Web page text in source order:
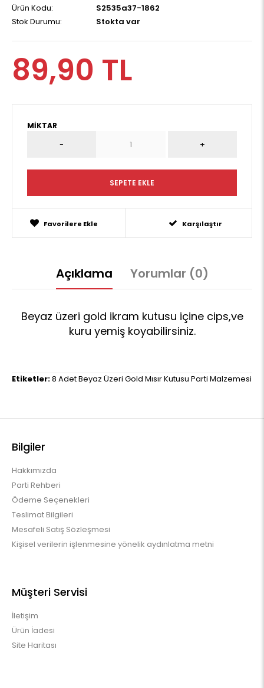
Ürün Kodu:
S2535a37-1862
Stok Durumu:
Stokta var
89,90 TL
MIKTAR
Favorilere Ekle Karşılaştır
Açıklama Yorumlar (0)
Beyaz üzeri gold ikram kutusu içine cips,ve
kuru yemiş koyabilirsiniz.
Etiketler:8 Adet Beyaz Üzeri Gold Mısır Kutusu Parti Malzemesi
Bilgiler
Hakkımızda
Parti Rehberi
Ödeme Seçenekleri
Teslimat Bilgileri
Mesafeli Satış Sözleşmesi
Kişisel verilerin işlenmesine yönelik aydınlatma metni
Müşteri Servisi
İletişim
Ürün İadesi
Site Haritası